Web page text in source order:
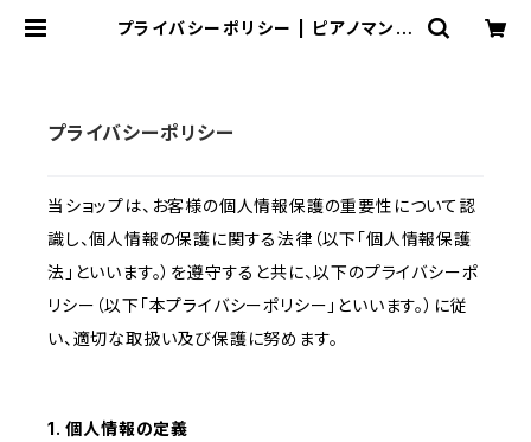
プライバシーポリシー | ピアノマンダ
プライバシーポリシー
当ショップは、お客様の個人情報保護の重要性について認
識し、個人情報の保護に関する法律（以下「個人情報保護
法」といいます。）を遵守すると共に、以下のプライバシーポ
リシー（以下「本プライバシーポリシー」といいます。）に従
い、適切な取扱い及び保護に努めます。
1. 個人情報の定義